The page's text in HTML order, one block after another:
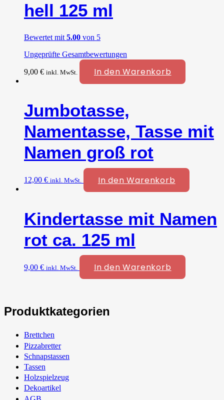
hell 125 ml
Bewertet mit 5.00 von 5
Ungeprüfte Gesamtbewertungen
9,00 € inkl. MwSt. In den Warenkorb
Jumbotasse,
Namentasse, Tasse mit
Namen groß rot
12,00 € inkl. MwSt. In den Warenkorb
Kindertasse mit Namen
rot ca. 125 ml
9,00 € inkl. MwSt. In den Warenkorb
Produktkategorien
Brettchen
Pizzabretter
Schnapstassen
Tassen
Holzspielzeug
Dekoartikel